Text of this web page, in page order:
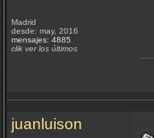
Madrid
desde: may, 2016
mensajes: 4885
clik ver los últimos
juanluison